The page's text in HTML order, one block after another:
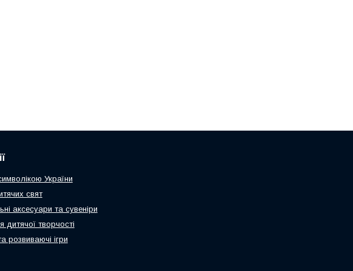
України
свят
аксесуари та сувеніри
дитячої творчості
розвиваючі ігри